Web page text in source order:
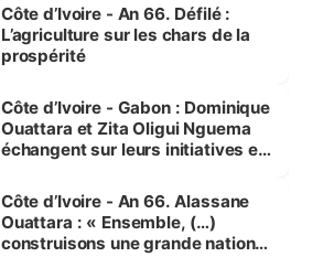
Côte d’Ivoire - An 66. Défilé :
L’agriculture sur les chars de la
prospérité
Côte d’Ivoire - Gabon : Dominique
Ouattara et Zita Oligui Nguema
échangent sur leurs initiatives en
enfants
Côte d’Ivoire - An 66. Alassane
Ouattara : « Ensemble, (…)
construisons une grande nation